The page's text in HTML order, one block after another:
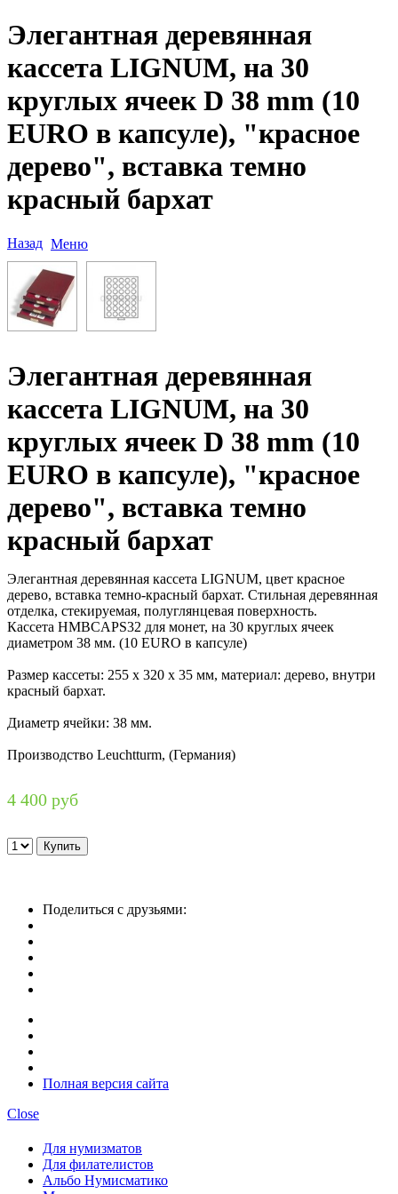
Элегантная деревянная
кассета LIGNUM, на 30
круглых ячеек D 38 mm (10
EURO в капсуле), "красное
дерево", вставка темно
красный бархат
Назад Меню
Элегантная деревянная
кассета LIGNUM, на 30
круглых ячеек D 38 mm (10
EURO в капсуле), "красное
дерево", вставка темно
красный бархат
Элегантная деревянная кассета LIGNUM, цвет красное
дерево, вставка темно-красный бархат. Стильная деревянная
отделка, стекируемая, полуглянцевая поверхность.
Кассета HMBCAPS32 для монет, на 30 круглых ячеек
диаметром 38 мм. (10 EURO в капсуле)
Размер кассеты: 255 x 320 x 35 мм, материал: дерево, внутри
красный бархат.
Диаметр ячейки: 38 мм.
Производство Leuchtturm, (Германия)
4 400 руб
Поделиться с друзьями:
Полная версия сайта
Close
Для нумизматов
Для филателистов
Альбо Нумисматико